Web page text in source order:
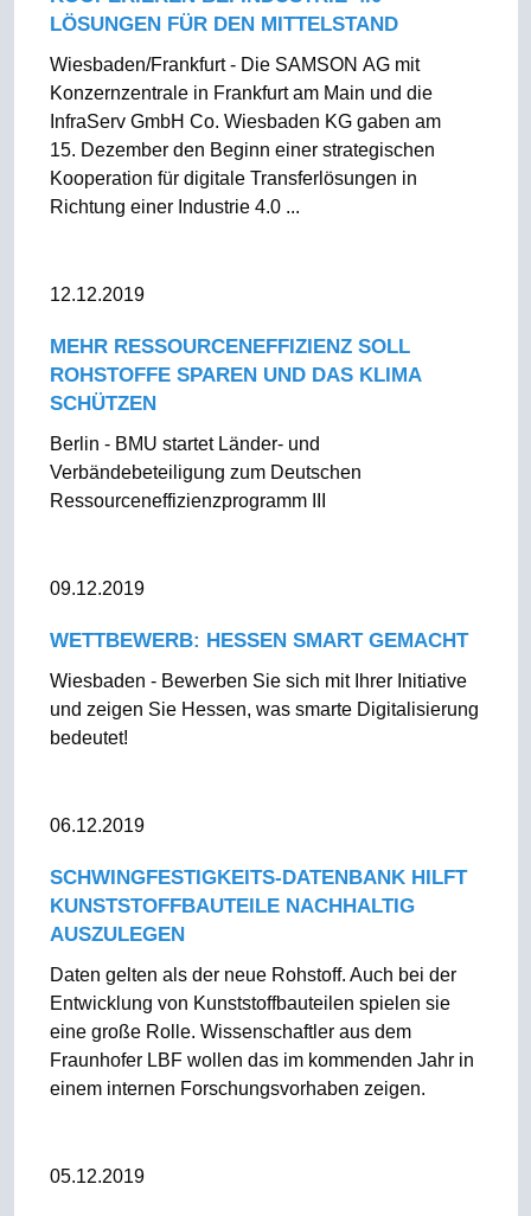
LÖSUNGEN FÜR DEN MITTELSTAND
Wiesbaden/Frankfurt - Die SAMSON AG mit
Konzernzentrale in Frankfurt am Main und die
InfraServ GmbH Co. Wiesbaden KG gaben am
15. Dezember den Beginn einer strategischen
Kooperation für digitale Transferlösungen in
Richtung einer Industrie 4.0 ...
12.12.2019
MEHR RESSOURCENEFFIZIENZ SOLL
ROHSTOFFE SPAREN UND DAS KLIMA
SCHÜTZEN
Berlin - BMU startet Länder- und
Verbändebeteiligung zum Deutschen
Ressourceneffizienzprogramm III
09.12.2019
WETTBEWERB: HESSEN SMART GEMACHT
Wiesbaden - Bewerben Sie sich mit Ihrer Initiative
und zeigen Sie Hessen, was smarte Digitalisierung
bedeutet!
06.12.2019
SCHWINGFESTIGKEITS-DATENBANK HILFT
KUNSTSTOFFBAUTEILE NACHHALTIG
AUSZULEGEN
Daten gelten als der neue Rohstoff. Auch bei der
Entwicklung von Kunststoffbauteilen spielen sie
eine große Rolle. Wissenschaftler aus dem
Fraunhofer LBF wollen das im kommenden Jahr in
einem internen Forschungsvorhaben zeigen.
05.12.2019